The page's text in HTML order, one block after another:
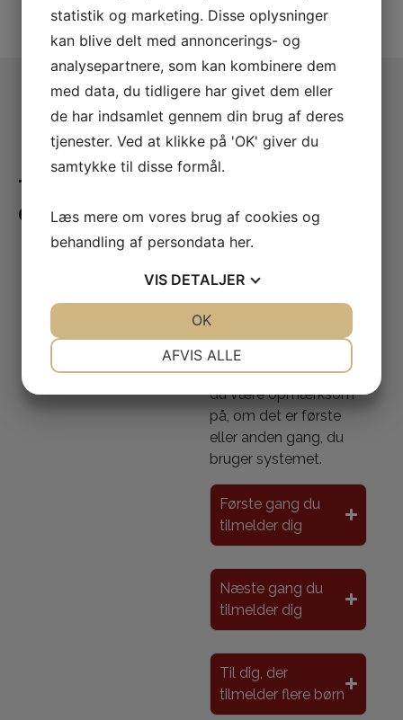
Tilmelding
Gymnastik
Sådan
tilmelder du
dig en
aktivitet
Når du klikker på
knappen“Tilmeld”, skal
du være opmærksom
på, om det er første
eller anden gang, du
bruger systemet.
Første gang du
tilmelder dig
Næste gang du
tilmelder dig
Til dig, der
tilmelder flere børn
statistik og marketing. Disse oplysninger
kan blive delt med annoncerings- og
analysepartnere, som kan kombinere dem
med data, du tidligere har givet dem eller
de har indsamlet gennem din brug af deres
tjenester. Ved at klikke på 'OK' giver du
samtykke til disse formål.
Læs mere om vores brug af cookies og
behandling af persondata her.
VIS DETALJER
STATISTIK
AFVIS ALLE
OK